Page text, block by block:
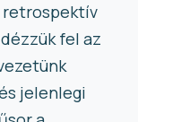
retrospektív
fel az
jelenlegi